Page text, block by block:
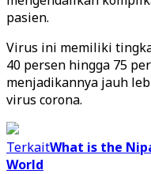
pasien.
Virus ini memiliki
40 persen hingga 75
menjadikannya jauh
virus corona.
TerkaitWhat is the
World